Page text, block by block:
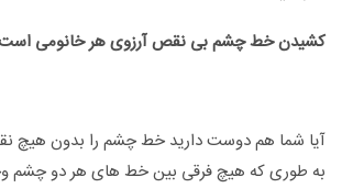
کشیدن خط چشم بی نقص آرزوی هر خانومی
آیا شما هم دوست دارید خط چشم را بدون هیچ
به طوری که هیچ فرقی بین خط های هر دو چشم